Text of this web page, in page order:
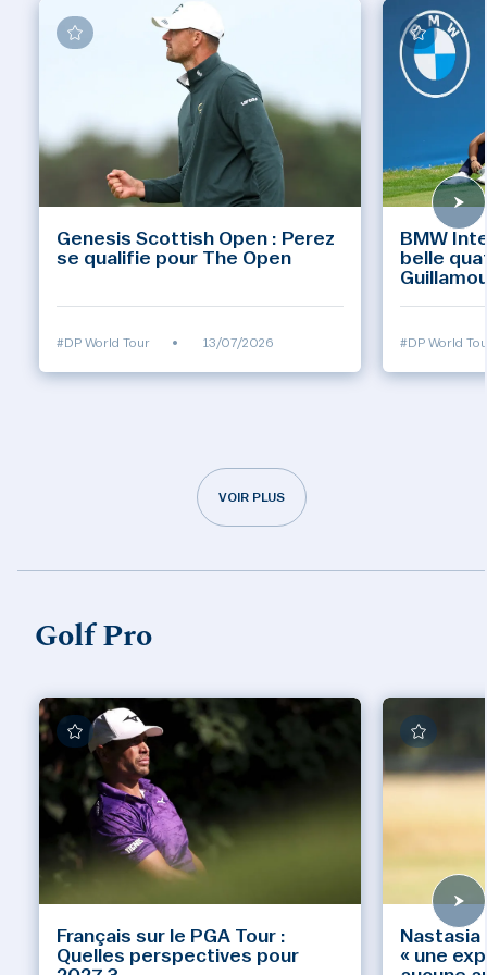
Genesis Scottish Open : Perez
se qualifie pour The Open
#DP World Tour • 13/07/2026
BMW
belle
#DP World
VOIR PLUS
Golf Pro
Français sur le PGA Tour :
Quelles perspectives pour
Nastasia
« une